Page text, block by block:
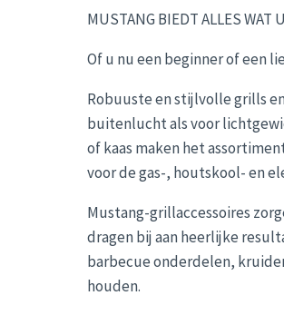
MUSTANG BIEDT ALLES WAT
Of u nu een beginner of een
Robuuste en stijlvolle grills
buitenlucht als voor
of kaas maken het
voor de gas-, houtskool- en
Mustang-grillaccessoires
dragen bij aan heerlijke
barbecue onderdelen,
houden.